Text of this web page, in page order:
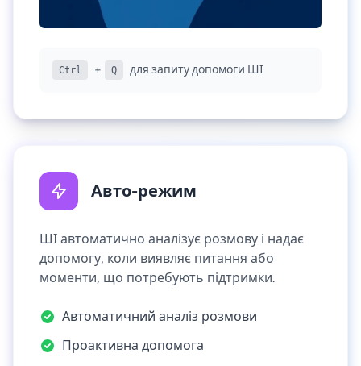
Ctrl + Q для запиту допомоги ШІ
Авто-режим
ШІ автоматично аналізує розмову і надає
допомогу, коли виявляє питання або
моменти, що потребують підтримки.
Автоматичний аналіз розмови
Проактивна допомога